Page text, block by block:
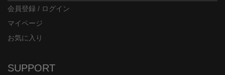
会員登録 / ログイン
マイページ
お気に入り
SUPPORT